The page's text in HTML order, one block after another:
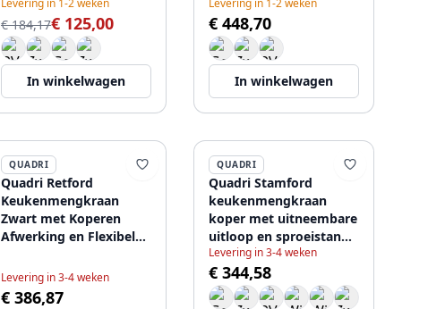
Levering in 1-2 weken
€ 184,17€ 125,00
In winkelwagen
Levering in 1-2 weken
€ 448,70
In winkelwagen
QUADRI
Quadri Retford
Keukenmengkraan
Zwart met Koperen
Afwerking en Flexibele
1208956091
Levering in 3-4 weken
€ 386,87
QUADRI
Quadri Stamford
keukenmengkraan
koper met uitneembare
uitloop en sproeistand
1208956094
Levering in 3-4 weken
€ 344,58